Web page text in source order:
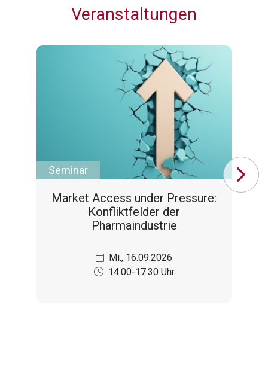
Veranstaltungen
Seminar
Market Access under Pressure:
Konfliktfelder der
Pharmaindustrie
Mi., 16.09.2026
14:00-17:30 Uhr